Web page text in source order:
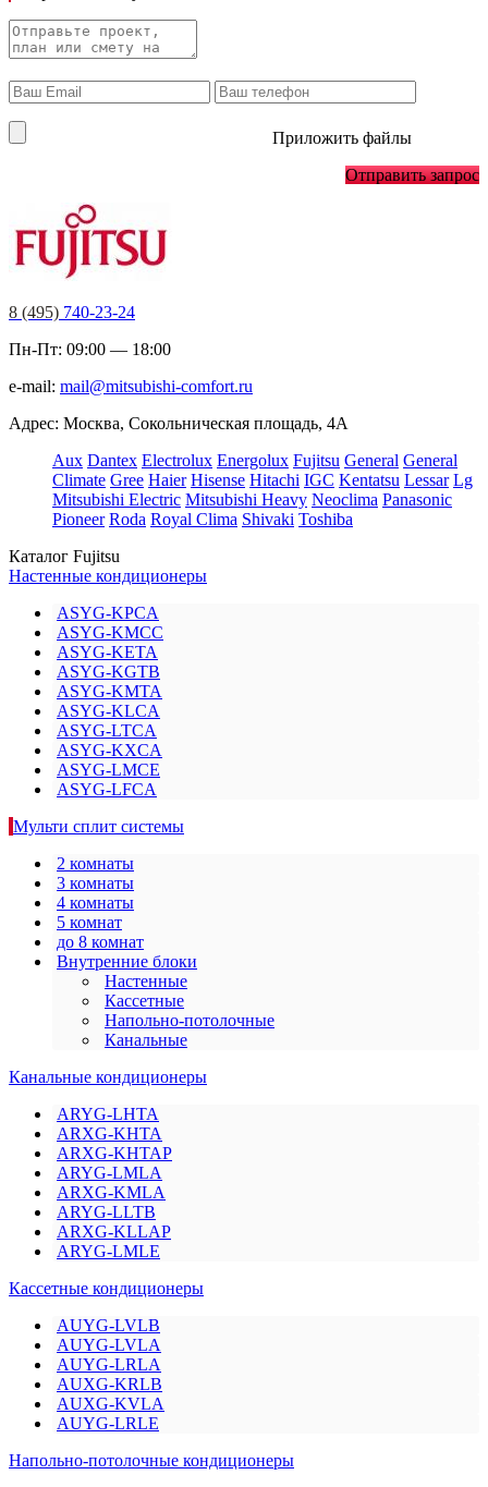
Приложить файлы
Отправить запрос
8 (495) 740-23-24
Пн-Пт: 09:00 — 18:00
e-mail: mail@mitsubishi-comfort.ru
Адрес: Москва, Сокольническая площадь, 4А
Aux Dantex Electrolux Energolux Fujitsu General General
Climate Gree Haier Hisense Hitachi IGC Kentatsu Lessar Lg
Mitsubishi Electric Mitsubishi Heavy Neoclima Panasonic
Pioneer Roda Royal Clima Shivaki Toshiba
Каталог Fujitsu
Настенные кондиционеры
ASYG-KPCA
ASYG-KMCC
ASYG-KETA
ASYG-KGTB
ASYG-KMTA
ASYG-KLCA
ASYG-LTCA
ASYG-KXCA
ASYG-LMCE
ASYG-LFCA
Мульти сплит системы
2 комнаты
3 комнаты
4 комнаты
5 комнат
до 8 комнат
Внутренние блоки
Настенные
Кассетные
Напольно-потолочные
Канальные
Канальные кондиционеры
ARYG-LHTA
ARXG-KHTA
ARXG-KHTAP
ARYG-LMLA
ARXG-KMLA
ARYG-LLTB
ARXG-KLLAP
ARYG-LMLE
Кассетные кондиционеры
AUYG-LVLB
AUYG-LVLA
AUYG-LRLA
AUXG-KRLB
AUXG-KVLA
AUYG-LRLE
Напольно-потолочные кондиционеры